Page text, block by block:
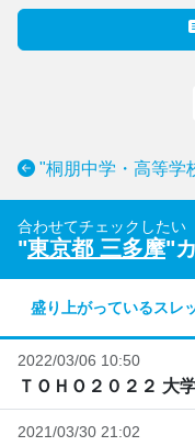
"桐朋中学・高等学
合わせてチェックしたい
"東京都 三多摩"
盛り上がっているスレ
2022/03/06 10:50
ＴＯＨＯ２０２２ 大
2021/03/30 21:02